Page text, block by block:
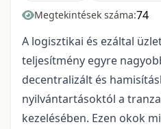
Megtekintések száma:74
A logisztikai és ezáltal
teljesítmény egyre
decentralizált és
nyilvántartásoktól a
kezelésében. Ezen okok